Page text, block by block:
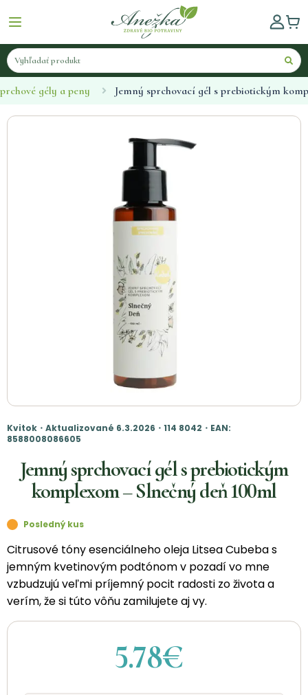
gély a peny Jemný sprchovací gél s prebiotickým
Kvitok・Aktualizované 6.3.2026・114 8042・EAN:
8588008086605
Jemný sprchovací gél s prebiotickým
komplexom – Slnečný deň 100ml
Posledný kus
Citrusové tóny esenciálneho oleja Litsea Cubeba s
jemným kvetinovým podtónom v pozadí vo mne
vzbudzujú veľmi príjemný pocit radosti zo života a
verím, že si túto vôňu zamilujete aj vy.
5.78€